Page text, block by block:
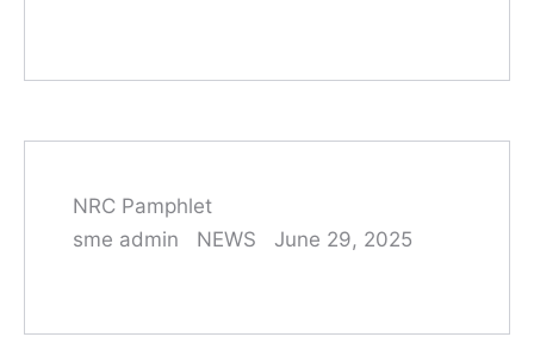
NRC Pamphlet
sme admin
NEWS June 29, 2025